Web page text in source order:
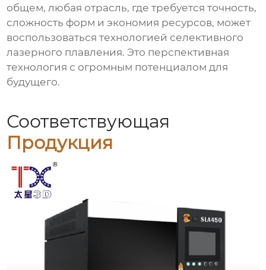
общем, любая отрасль, где требуется точность,
сложность форм и экономия ресурсов, может
воспользоваться технологией селективного
лазерного плавления. Это перспективная
технология с огромным потенциалом для
будущего.
Соответствующая
Продукция